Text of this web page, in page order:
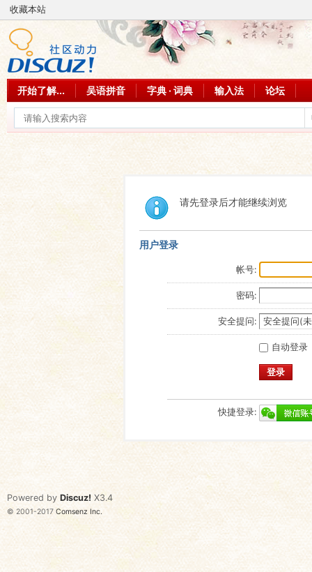
收藏本站
开始了解... 吴语拼音 字典 · 词典 输入法 论坛
请先登录后才能继续浏览
用户登录
帐号:
密码:
安全提问:
自动登录
登录
快捷登录:
Powered by Discuz! X3.4
© 2001-2017 Comsenz Inc.